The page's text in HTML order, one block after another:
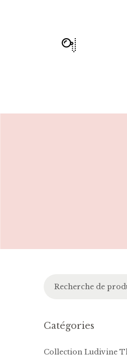
Catégories
Collection Ludivine